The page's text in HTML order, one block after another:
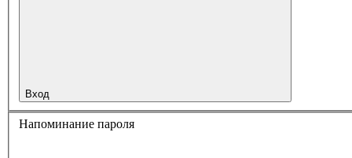
Вход
Напоминание пароля